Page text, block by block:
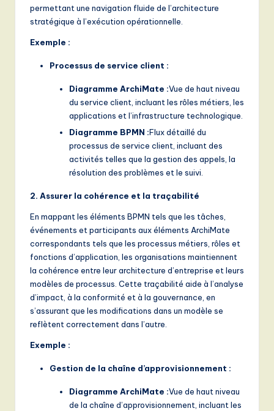
permettant une navigation fluide de l’architecture
stratégique à l’exécution opérationnelle.
Exemple :
Processus de service client :
Diagramme ArchiMate :Vue de haut niveau
du service client, incluant les rôles métiers, les
applications et l’infrastructure technologique.
Diagramme BPMN :Flux détaillé du
processus de service client, incluant des
activités telles que la gestion des appels, la
résolution des problèmes et le suivi.
2. Assurer la cohérence et la traçabilité
En mappant les éléments BPMN tels que les tâches,
événements et participants aux éléments ArchiMate
correspondants tels que les processus métiers, rôles et
fonctions d’application, les organisations maintiennent
la cohérence entre leur architecture d’entreprise et leurs
modèles de processus. Cette traçabilité aide à l’analyse
d’impact, à la conformité et à la gouvernance, en
s’assurant que les modifications dans un modèle se
reflètent correctement dans l’autre.
Exemple :
Gestion de la chaîne d’approvisionnement :
Diagramme ArchiMate :Vue de haut niveau
de la chaîne d’approvisionnement, incluant les